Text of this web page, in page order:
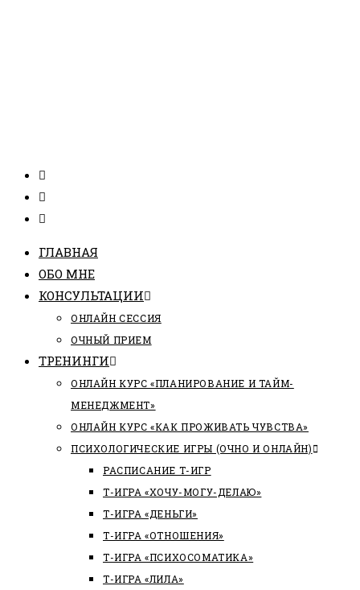
ГЛАВНАЯ
ОБО МНЕ
КОНСУЛЬТАЦИИ
ОНЛАЙН СЕССИЯ
ОЧНЫЙ ПРИЕМ
ТРЕНИНГИ
ОНЛАЙН КУРС «ПЛАНИРОВАНИЕ И ТАЙМ-
МЕНЕДЖМЕНТ»
ОНЛАЙН КУРС «КАК ПРОЖИВАТЬ ЧУВСТВА»
ПСИХОЛОГИЧЕСКИЕ ИГРЫ (ОЧНО И ОНЛАЙН)
РАСПИСАНИЕ Т-ИГР
Т-ИГРА «ХОЧУ-МОГУ-ДЕЛАЮ»
Т-ИГРА «ДЕНЬГИ»
Т-ИГРА «ОТНОШЕНИЯ»
Т-ИГРА «ПСИХОСОМАТИКА»
Т-ИГРА «ЛИЛА»